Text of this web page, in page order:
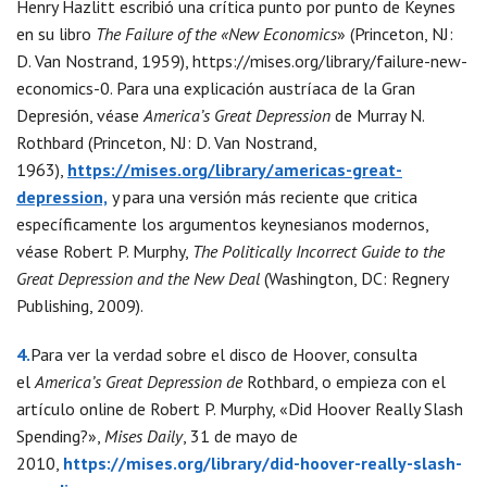
Henry Hazlitt escribió una crítica punto por punto de Keynes
en su libro The Failure of the «New Economics» (Princeton, NJ:
D. Van Nostrand, 1959), https://mises.org/library/failure-new-
economics-0. Para una explicación austríaca de la Gran
Depresión, véase America’s Great Depression de Murray N.
Rothbard (Princeton, NJ: D. Van Nostrand,
1963), https://mises.org/library/americas-great-
depression, y para una versión más reciente que critica
específicamente los argumentos keynesianos modernos,
véase Robert P. Murphy, The Politically Incorrect Guide to the
Great Depression and the New Deal (Washington, DC: Regnery
Publishing, 2009).
4.Para ver la verdad sobre el disco de Hoover, consulta
el America’s Great Depression deRothbard, o empieza con el
artículo online de Robert P. Murphy, «Did Hoover Really Slash
Spending?», Mises Daily, 31 de mayo de
2010, https://mises.org/library/did-hoover-really-slash-